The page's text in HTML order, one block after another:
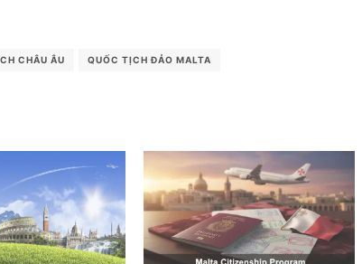
CHÂU ÂU QUỐC TỊCH ĐẢO MALTA